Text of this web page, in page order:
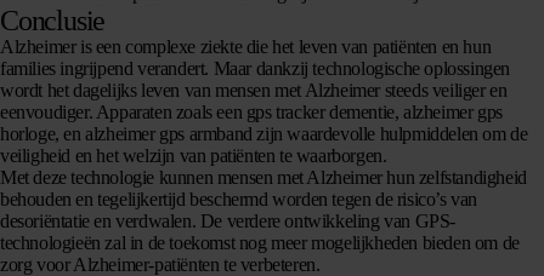
Conclusie
Alzheimer is een complexe ziekte die het leven van patiënten en hun
families ingrijpend verandert. Maar dankzij technologische oplossingen
wordt het dagelijks leven van mensen met Alzheimer steeds veiliger en
eenvoudiger. Apparaten zoals een gps tracker dementie, alzheimer gps
horloge, en alzheimer gps armband zijn waardevolle hulpmiddelen om de
veiligheid en het welzijn van patiënten te waarborgen.
Met deze technologie kunnen mensen met Alzheimer hun zelfstandigheid
behouden en tegelijkertijd beschermd worden tegen de risico’s van
desoriëntatie en verdwalen. De verdere ontwikkeling van GPS-
technologieën zal in de toekomst nog meer mogelijkheden bieden om de
zorg voor Alzheimer-patiënten te verbeteren.